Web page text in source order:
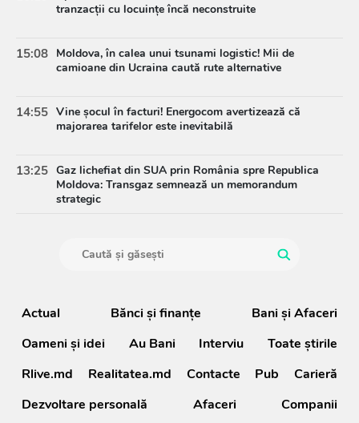
tranzacții cu locuințe încă neconstruite
15:08 Moldova, în calea unui tsunami logistic! Mii de
camioane din Ucraina caută rute alternative
14:55 Vine șocul în facturi! Energocom avertizează că
majorarea tarifelor este inevitabilă
13:25 Gaz lichefiat din SUA prin România spre Republica
Moldova: Transgaz semnează un memorandum
strategic
Actual Bănci şi finanţe
Bani și Afaceri
Oameni şi idei
Au Bani Interviu
Toate știrile
Rlive.md
Realitatea.md Contacte Pub
Carieră
Dezvoltare personală
Afaceri Companii